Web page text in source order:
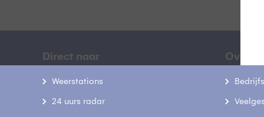
Direct naar
Weerstations
24 uurs radar
Over